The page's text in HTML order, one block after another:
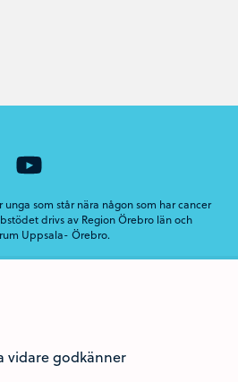
vidare godkänner
som står nära någon som har cancer
drivs av Region Örebro län och
Uppsala- Örebro.